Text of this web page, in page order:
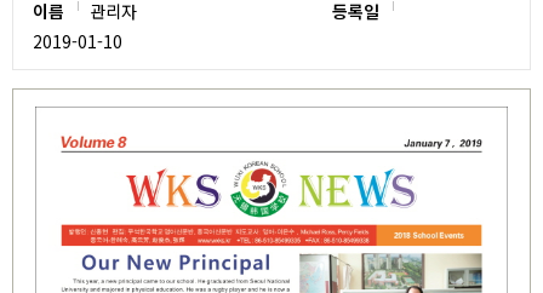
이름
관리자
등록일
2019-01-10